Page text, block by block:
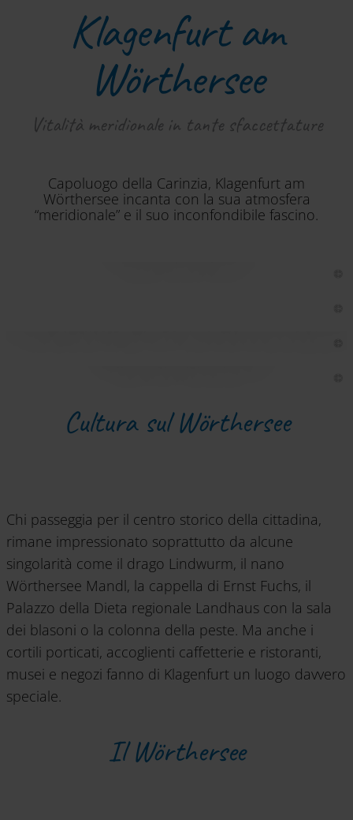
Klagenfurt am
Wörthersee
Vitalità meridionale in tante sfaccettature
Capoluogo della Carinzia, Klagenfurt am
Wörthersee incanta con la sua atmosfera
“meridionale” e il suo inconfondibile fascino.
Cultura sul Wörthersee
Chi passeggia per il centro storico della cittadina,
rimane impressionato soprattutto da alcune
singolarità come il drago Lindwurm, il nano
Wörthersee Mandl, la cappella di Ernst Fuchs, il
Palazzo della Dieta regionale Landhaus con la sala
dei blasoni o la colonna della peste. Ma anche i
cortili porticati, accoglienti caffetterie e ristoranti,
musei e negozi fanno di Klagenfurt un luogo davvero
speciale.
Il Wörthersee